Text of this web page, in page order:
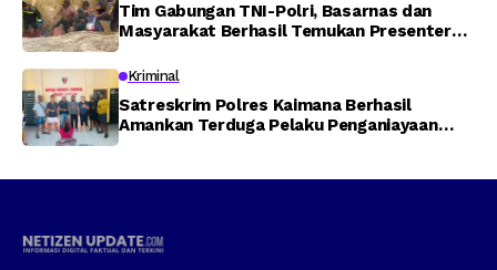
Tim Gabungan TNI-Polri, Basarnas dan
Masyarakat Berhasil Temukan Presenter
Memti
Kriminal
Satreskrim Polres Kaimana Berhasil
Amankan Terduga Pelaku Penganiayaan